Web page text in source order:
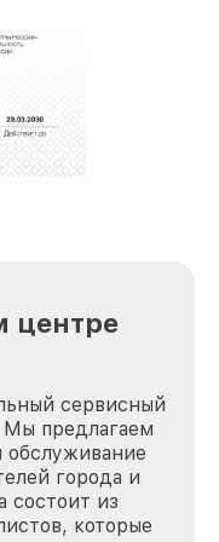
получали только
и
наш сервис еще
центре
сервисный
Мы предлагаем
города и
состоит из
которые